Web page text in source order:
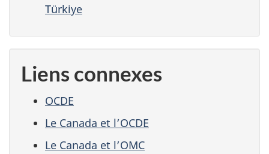
Türkiye
Liens connexes
OCDE
Le Canada et l’OCDE
Le Canada et l’OMC